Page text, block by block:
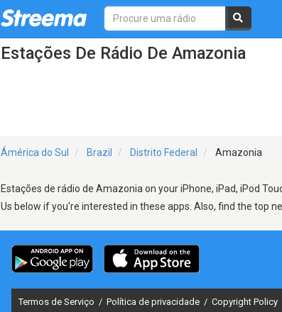
Estações De Rádio De Amazonia
Ámérica do Sul Brazil Distrito Federal Amazonia
Estações de rádio de Amazonia on your iPhone, iPad, iPod
Us below if you're interested in these apps. Also, find the top
Termos de Serviço / Política de privacidade / Copyright Policy